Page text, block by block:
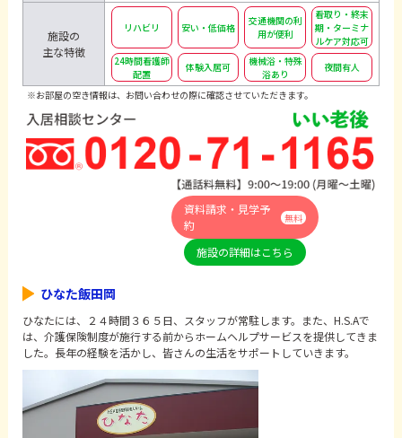
施設の
主な特徴
リハビリ 安い・低価格
交通機関の利
用が便利
看取り・終末
期・ターミナ
ルケア対応可
24時間看護師
配置
体験入居可
機械浴・特殊
浴あり
夜間有人
※お部屋の空き情報は、お問い合わせの際に確認させていただきます。
資料請求・見学予
約
無料
施設の詳細はこちら
ひなた飯田岡
ひなたには、２４時間３６５日、スタッフが常駐します。また、H.S.Aで
は、介護保険制度が施行する前からホームヘルプサービスを提供してきま
した。長年の経験を活かし、皆さんの生活をサポートしていきます。